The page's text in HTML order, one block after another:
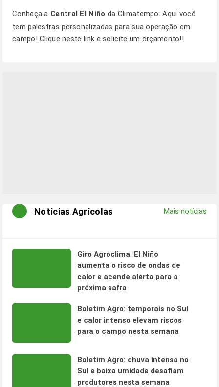
Conheça a Central El Niño da Climatempo. Aqui você
tem palestras personalizadas para sua operação em
campo! Cliqueneste link e solicite um orçamento!!
Notícias Agrícolas Mais notícias
Giro Agroclima: El Niño
aumenta o risco de ondas de
calor e acende alerta para a
próxima safra
Boletim Agro: temporais no Sul
e calor intenso elevam riscos
para o campo nesta semana
Boletim Agro: chuva intensa no
Sul e baixa umidade desafiam
produtores nesta semana